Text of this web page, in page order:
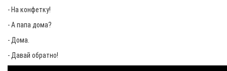
- На конфетку!
- А папа дома?
- Дома.
- Давай обратно!